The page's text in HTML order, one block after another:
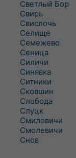
Светлый Бор
Свирь
Свислочь
Селище
Семежево
Сеница
Силичи
Синявка
Ситники
Сковшин
Слобода
Слуцк
Смиловичи
Смолевичи
Снов